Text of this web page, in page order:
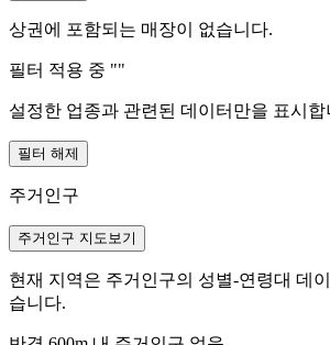
상권에 포함되는 매장이 없습니다.
필터 적용 중 ""
설정한 업종과 관련된 데이터만을 표시합
필터 해제
주거인구
주거인구 지도보기
현재 지역은 주거인구의 성별-연령대 데
습니다.